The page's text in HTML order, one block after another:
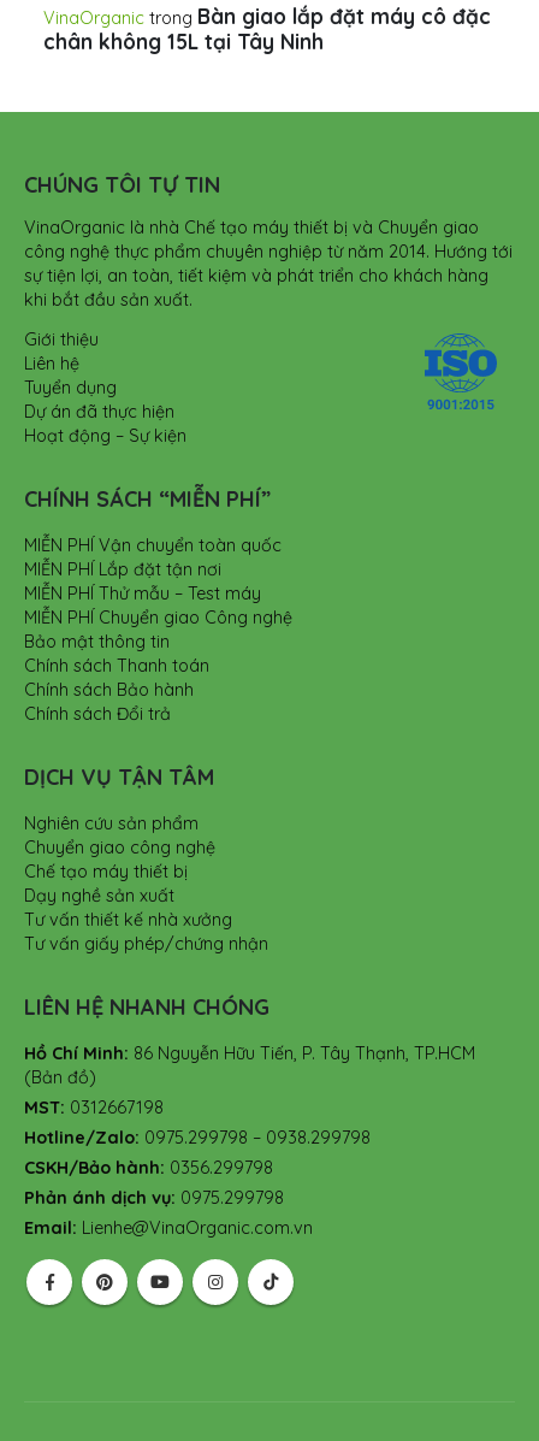
VinaOrganic trong Bàn giao lắp đặt máy cô đặc
chân không 15L tại Tây Ninh
CHÚNG TÔI TỰ TIN
VinaOrganic là nhà Chế tạo máy thiết bị và Chuyển giao
công nghệ thực phẩm chuyên nghiệp từ năm 2014. Hướng tới
sự tiện lợi, an toàn, tiết kiệm và phát triển cho khách hàng
khi bắt đầu sản xuất.
Giới thiệu
Liên hệ
Tuyển dụng
Dự án đã thực hiện
Hoạt động – Sự kiện
CHÍNH SÁCH “MIỄN PHÍ”
MIỄN PHÍ Vận chuyển toàn quốc
MIỄN PHÍ Lắp đặt tận nơi
MIỄN PHÍ Thử mẫu – Test máy
MIỄN PHÍ Chuyển giao Công nghệ
Bảo mật thông tin
Chính sách Thanh toán
Chính sách Bảo hành
Chính sách Đổi trả
DỊCH VỤ TẬN TÂM
Nghiên cứu sản phẩm
Chuyển giao công nghệ
Chế tạo máy thiết bị
Dạy nghề sản xuất
Tư vấn thiết kế nhà xưởng
Tư vấn giấy phép/chứng nhận
LIÊN HỆ NHANH CHÓNG
Hồ Chí Minh: 86 Nguyễn Hữu Tiến, P. Tây Thạnh, TP.HCM
(Bản đồ)
MST: 0312667198
Hotline/Zalo: 0975.299798 – 0938.299798
CSKH/Bảo hành: 0356.299798
Phản ánh dịch vụ: 0975.299798
Email: Lienhe@VinaOrganic.com.vn